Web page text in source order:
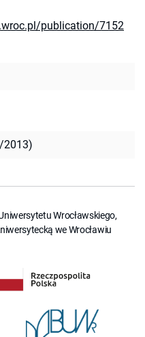
publication/7152
2013)
Wrocławskiego,
we Wrocławiu